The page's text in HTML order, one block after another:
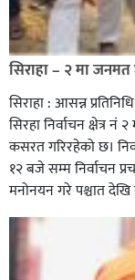
सिराहा – २ मा
सिराहा : आसन्न
सिरहा निर्वाचन क्षेत्र
कसरत गरिरहेको छ।
१२ बजे सम्म निर्वाचन
मनोनयन गरे पश्चात